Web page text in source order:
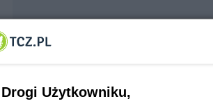
Drogi Użytkowniku,